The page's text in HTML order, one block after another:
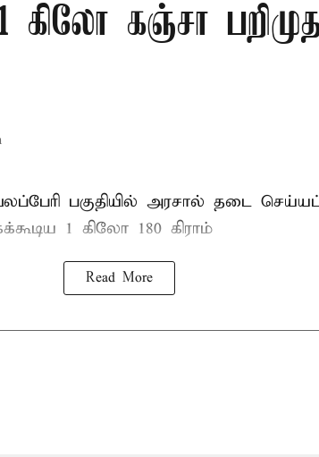
கிலோ கஞ்சா
பகுதியில் அரசால் தடை
1 கிலோ 180 கிராம்
Read More